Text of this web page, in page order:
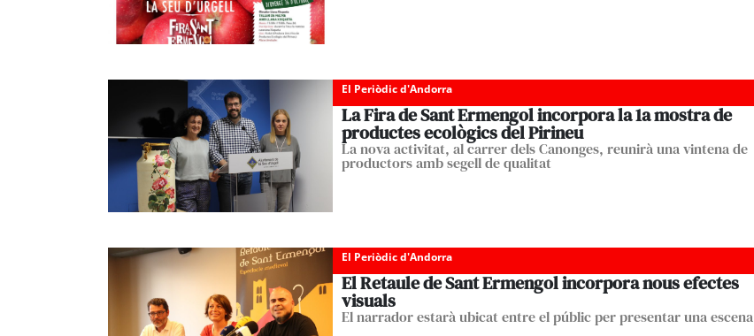
El Periòdic d'Andorra
La Fira de Sant Ermengol incorpora la 1a mostra de
productes ecològics del Pirineu
La nova activitat, al carrer dels Canonges, reunirà una vintena de
productors amb segell de qualitat
El Periòdic d'Andorra
El Retaule de Sant Ermengol incorpora nous efectes
visuals
El narrador estarà ubicat entre el públic per presentar una escena